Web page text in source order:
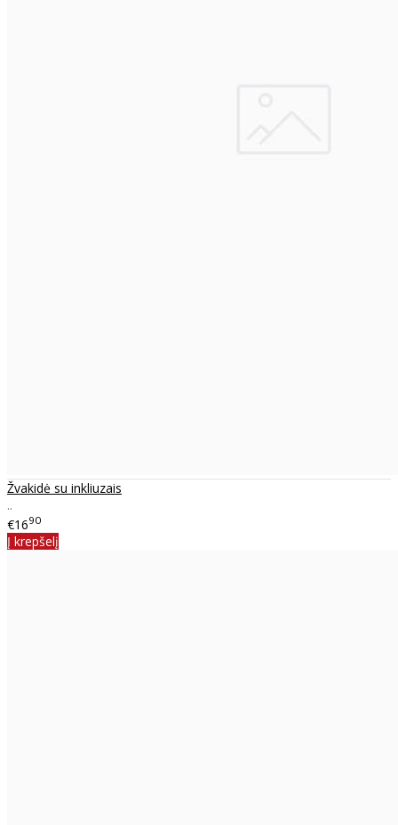
Žvakidė su inkliuzais
..
€1690
Į krepšelį